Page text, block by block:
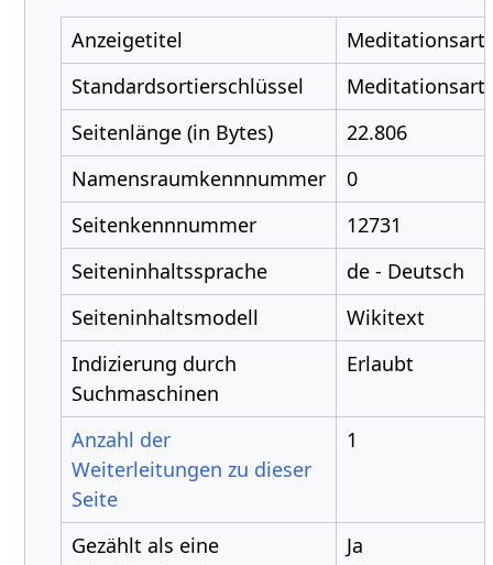
Anzeigetitel
Standardsortierschlüssel
Seitenlänge (in Bytes)
22.806
Namensraumkennnummer
0
Seitenkennnummer
12731
Seiteninhaltssprache
de - Deutsch
Seiteninhaltsmodell
Wikitext
Indizierung durch
Suchmaschinen
Erlaubt
Anzahl der
Weiterleitungen zu dieser
Seite
1
Gezählt als eine
Ja